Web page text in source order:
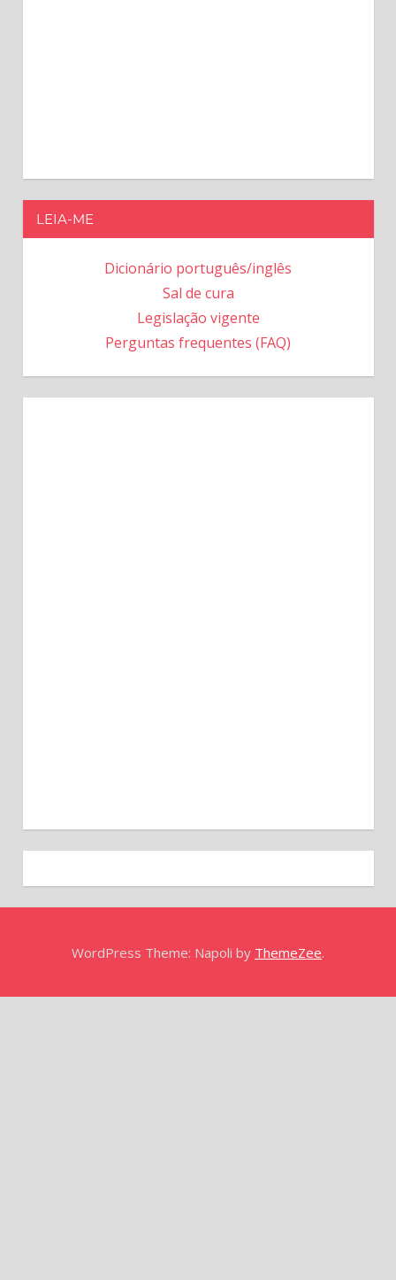
LEIA-ME
Dicionário português/inglês
Sal de cura
Legislação vigente
Perguntas frequentes (FAQ)
WordPress Theme: Napoli by ThemeZee.